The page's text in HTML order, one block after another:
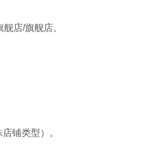
店/旗舰店。
铺类型）。